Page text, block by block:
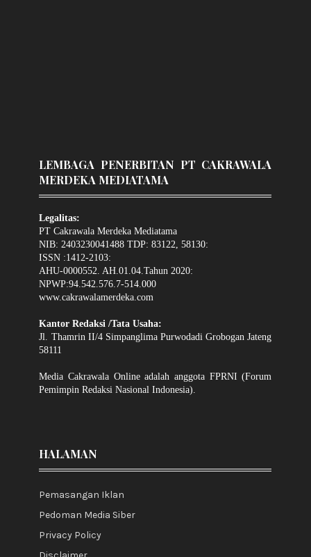
LEMBAGA PENERBITAN PT CAKRAWALA
MERDEKA MEDIATAMA
Legalitas:
PT Cakrawala Merdeka Mediatama
NIB: 2403230041488 TDP: 83122, 58130:
ISSN :1412-2103:
AHU-0000552. AH.01.04.Tahun 2020:
NPWP:94.542.576.7-514.000
www.cakrawalamerdeka.com
Kantor Redaksi /Tata Usaha:
Jl. Thamrin II/4 Simpanglima Purwodadi Grobogan Jateng
58111
Media Cakrawala Online adalah anggota FPRNI (Forum
Pemimpin Redaksi Nasional Indonesia).
HALAMAN
Pemasangan Iklan
Pedoman Media Siber
Privacy Policy